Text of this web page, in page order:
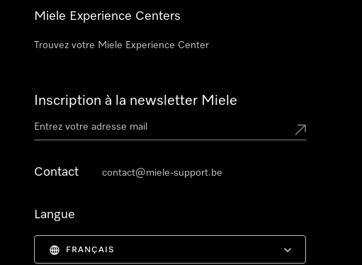
Miele Experience Centers
Trouvez votre Miele Experience Center
Inscription à la newsletter Miele
Contact contact@miele-support.be
Langue
FRANÇAIS